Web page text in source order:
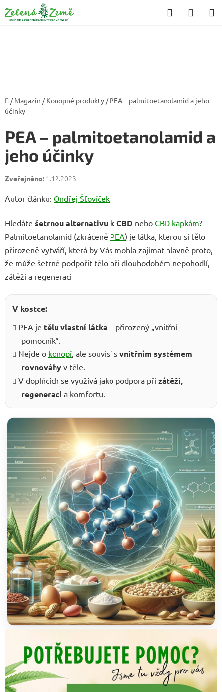
na
obsah
Hledat
KOŠÍK
Domů
/ Magazín / Konopné produkty / PEA – palmitoetanolamid a jeho
účinky
PEA – palmitoetanolamid a
jeho účinky
1.12.2023
Autor článku: Ondřej Šťovíček
Hledáte šetrnou alternativu k CBD nebo CBD kapkám?
Palmitoetanolamid (zkráceně PEA) je látka, kterou si tělo
přirozeně vytváří, která by Vás mohla zajímat hlavně proto,
že může šetrně podpořit tělo při dlouhodobém nepohodlí,
zátěži a regeneraci
V kostce:
PEA je tělu vlastní látka – přirozený „vnitřní
pomocník“.
Nejde o konopí, ale souvisí s vnitřním systémem
rovnováhy v těle.
V doplňcích se využívá jako podpora při zátěži,
regeneraci a komfortu.